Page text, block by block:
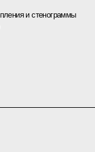
и стенограммы